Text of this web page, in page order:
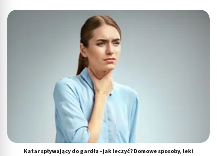
Katar spływający do gardła - jak leczyć? Domowe sposoby, leki